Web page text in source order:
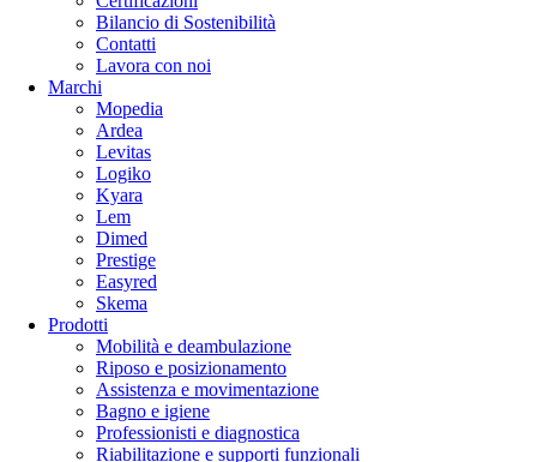
Bilancio di Sostenibilità
Contatti
Lavora con noi
Marchi
Mopedia
Ardea
Levitas
Logiko
Kyara
Lem
Dimed
Prestige
Easyred
Skema
Prodotti
Mobilità e deambulazione
Riposo e posizionamento
Assistenza e movimentazione
Bagno e igiene
Professionisti e diagnostica
Riabilitazione e supporti funzionali